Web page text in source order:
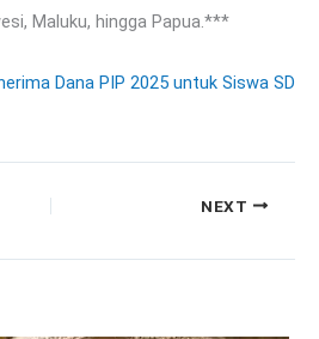
Maluku, hingga Papua.***
Dana PIP 2025 untuk Siswa SD
NEXT